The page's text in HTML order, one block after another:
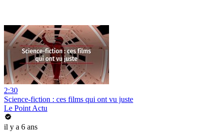
2:30
Science-fiction : ces films qui ont vu juste
Le Point Actu
il y a 6 ans